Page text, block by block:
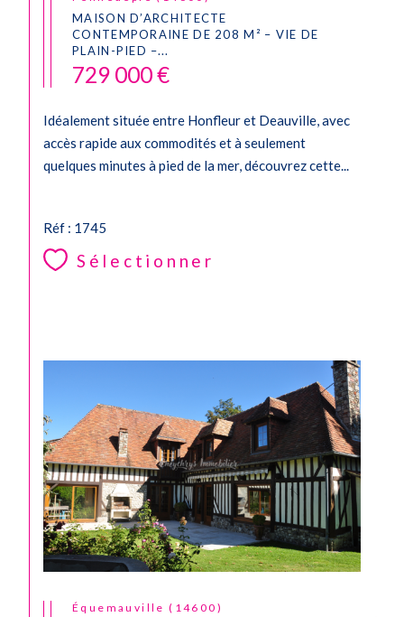
MAISON D’ARCHITECTE
CONTEMPORAINE DE 208 M² – VIE DE
PLAIN-PIED –...
729 000 €
Idéalement située entre Honfleur et Deauville, avec
accès rapide aux commodités et à seulement
quelques minutes à pied de la mer, découvrez cette...
Réf : 1745
Sélectionner
Équemauville (14600)